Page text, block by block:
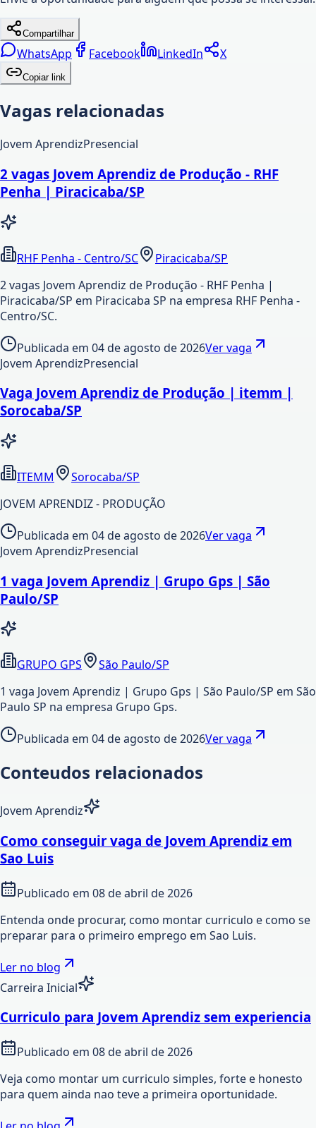
Compartilhar
WhatsApp Facebook LinkedIn X
Copiar link
Vagas relacionadas
Jovem AprendizPresencial
2 vagas Jovem Aprendiz de Produção - RHF
Penha | Piracicaba/SP
RHF Penha - Centro/SC
Piracicaba/SP
2 vagas Jovem Aprendiz de Produção - RHF Penha |
Piracicaba/SP em Piracicaba SP na empresa RHF Penha -
Centro/SC.
Publicada em 04 de agosto de 2026Ver vaga
Jovem AprendizPresencial
Vaga Jovem Aprendiz de Produção | itemm |
Sorocaba/SP
ITEMM
Sorocaba/SP
JOVEM APRENDIZ - PRODUÇÃO
Publicada em 04 de agosto de 2026Ver vaga
Jovem AprendizPresencial
1 vaga Jovem Aprendiz | Grupo Gps | São
Paulo/SP
GRUPO GPS
São Paulo/SP
1 vaga Jovem Aprendiz | Grupo Gps | São Paulo/SP em São
Paulo SP na empresa Grupo Gps.
Publicada em 04 de agosto de 2026Ver vaga
Conteudos relacionados
Jovem Aprendiz
Como conseguir vaga de Jovem Aprendiz em
Sao Luis
Publicado em 08 de abril de 2026
Entenda onde procurar, como montar curriculo e como se
preparar para o primeiro emprego em Sao Luis.
Ler no blog
Carreira Inicial
Curriculo para Jovem Aprendiz sem experiencia
Publicado em 08 de abril de 2026
Veja como montar um curriculo simples, forte e honesto
para quem ainda nao teve a primeira oportunidade.